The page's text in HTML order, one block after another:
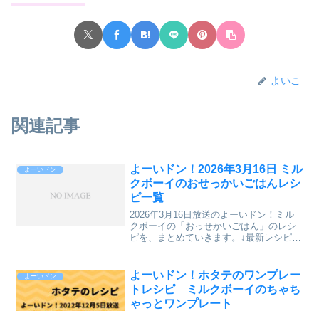
よいこ
関連記事
よーいドン
よーいドン！2026年3月16日 ミル
クボーイのおせっかいごはんレシ
ピ一覧
2026年3月16日放送のよーいドン！ミル
クボーイの「おっせかいごはん」のレシ
ピを、まとめていきます。↓最新レシピも
ーイのプロにお願い ちゃちゃっとワン
プレート」のレシ...
よーいドン
よーいドン！ホタテのワンプレー
トレシピ ミルクボーイのちゃち
ゃっとワンプレート